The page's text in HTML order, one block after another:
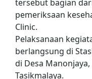
tersebut bagian
pemeriksaan
Clinic.
Pelaksanaan
berlangsung di
di Desa
Tasikmalaya.